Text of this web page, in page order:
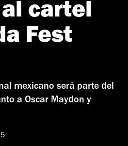
cartel
Fest
mexicano será parte del
a Oscar Maydon y